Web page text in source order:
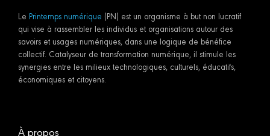
Le Printemps numérique (PN) est un organisme à but non lucratif
qui vise à rassembler les individus et organisations autour des
savoirs et usages numériques, dans une logique de bénéfice
collectif. Catalyseur de transformation numérique, il stimule les
synergies entre les milieux technologiques, culturels, éducatifs,
économiques et citoyens.
À propos